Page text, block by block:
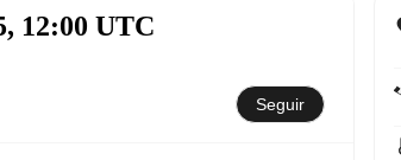
12:00 UTC
Seguir